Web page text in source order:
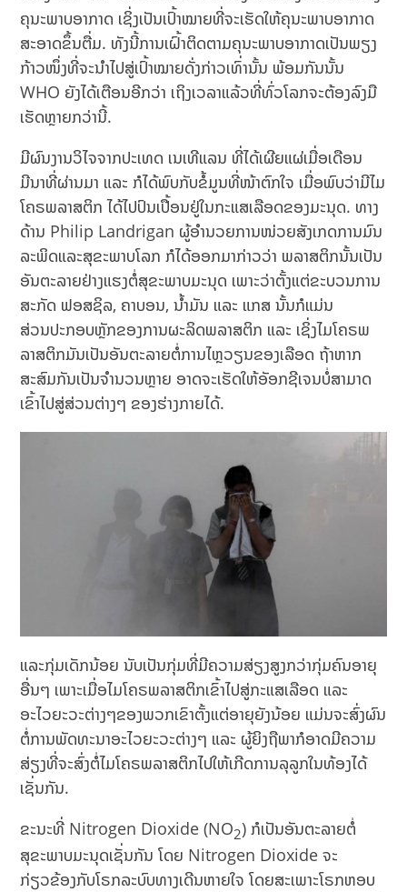
ຄຸນະພາບອາກາດ ເຊິ່ງເປັນເປົ້າໝາຍທີ່ຈະເຮັດໃຫ້ຄຸນະພາບອາກາດ
ສະອາດຂຶ້ນຕື່ມ. ທັງນີ້ການເຝົ້າຕິດຕາມຄຸນະພາບອາກາດເປັນພຽງ
ກ້າວໜຶ່ງທີ່ຈະນຳໄປສູ່ເປົ້າໝາຍດັ່ງກ່າວເທົ່ານັ້ນ ພ້ອມກັນນັ້ນ
WHO ຍັງໄດ້ເຕືອນອີກວ່າ ເຖິງເວລາແລ້ວທີ່ທົ່ວໂລກຈະຕ້ອງລົງມື
ເຮັດຫຼາຍກວ່ານີ້.
ມີຜົນງານວິໄຈຈາກປະເທດ ເນເທີແລນ ທີ່ໄດ້ເຜີຍແຜ່ເມື່ອເດືອນ
ມີນາທີ່ຜ່ານມາ ແລະ ກໍໄດ້ພົບກັບຂໍ້ມູນທີ່ໜ້າຕົກໃຈ ເມື່ອພົບວ່າມີໄມ
ໂຄຣພລາສຕິກ ໄດ້ໄປປົນເປື້ອນຢູ່ໃນກະແສເລືອດຂອງມະນຸດ. ທາງ
ດ້ານ Philip Landrigan ຜູ້ອໍານວຍການໜ່ວຍສັງເກດການມົນ
ລະພິດແລະສຸຂະພາບໂລກ ກໍໄດ້ອອກມາກ່າວວ່າ ພລາສຕິກນັ້ນເປັນ
ອັນຕະລາຍຢ່າງແຮງຕໍ່ສຸຂະພາບມະນຸດ ເພາະວ່າຕັ້ງແຕ່ຂະບວນການ
ສະກັດ ຟອສຊິລ, ຄາບອນ, ນ້ຳມັນ ແລະ ແກສ ນັ້ນກໍແມ່ນ
ສ່ວນປະກອບຫຼັກຂອງການຜະລິດພລາສຕິກ ແລະ ເຊິ່ງໄມໂຄຣພ
ລາສຕິກມັນເປັນອັນຕະລາຍຕໍ່ການໄຫຼວຽນຂອງເລືອດ ຖ້າຫາກ
ສະສົມກັນເປັນຈໍານວນຫຼາຍ ອາດຈະເຮັດໃຫ້ອັອກຊີເຈນບໍ່ສາມາດ
ເຂົ້າໄປສູ່ສ່ວນຕ່າງໆ ຂອງຮ່າງກາຍໄດ້.
ແລະກຸ່ມເດັກນ້ອຍ ນັບເປັນກຸ່ມທີ່ມີຄວາມສ່ຽງສູງກວ່າກຸ່ມຄົນອາຍຸ
ອື່ນໆ ເພາະເມື່ອໄມໂຄຣພລາສຕິກເຂົ້າໄປສູ່ກະແສເລືອດ ແລະ
ອະໄວຍະວະຕ່າງໆຂອງພວກເຂົາຕັ້ງແຕ່ອາຍຸຍັງນ້ອຍ ແມ່ນຈະສົ່ງຜົນ
ຕໍ່ການພັດທະນາອະໄວຍະວະຕ່າງໆ ແລະ ຜູ້ຍິງຖືພາກໍອາດມີຄວາມ
ສ່ຽງທີ່ຈະສົ່ງຕໍ່ໄມໂຄຣພລາສຕິກໄປໃຫ້ເກີດການລຸລູກໃນທ້ອງໄດ້
ເຊັ່ນກັນ.
ຂະນະທີ່ Nitrogen Dioxide (NO2) ກໍເປັນອັນຕະລາຍຕໍ່
ສຸຂະພາບມະນຸດເຊັ່ນກັນ ໂດຍ Nitrogen Dioxide ຈະ
ກ່ຽວຂ້ອງກັບໂຣກລະບົບທາງເດີນຫາຍໃຈ ໂດຍສະເພາະໂຣກຫອບ